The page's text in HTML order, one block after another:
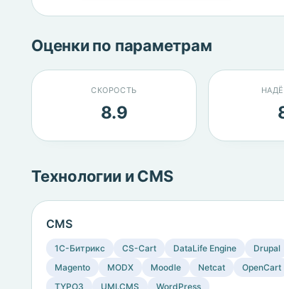
Оценки по параметрам
СКОРОСТЬ
8.9
Технологии и CMS
CMS
1C-Битрикс CS-Cart DataLife Engine Drupal
Magento
MODX Moodle Netcat OpenCart
TYPO3
UMI.CMS WordPress